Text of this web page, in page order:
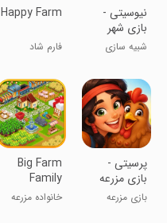
‏‏‏‏‏‏نیوسیتی -
بازی شهر
سازی و خانه
شبیه سازی
Happy Farm
فارم شاد
‏‏‏‏‏‏‏پرسیتی -
بازی مزرعه
داری و
شهرسازی
بازی مزرعه
Big Farm
Family
خانواده مزرعه